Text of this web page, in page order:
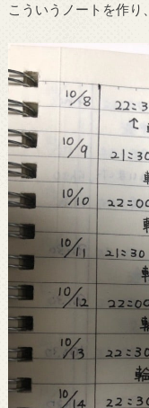
こういうノートを作り、